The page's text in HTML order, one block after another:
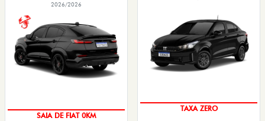
2026/2026
PREÇO IMPERDÍVEL
COM USADO NA TROCA